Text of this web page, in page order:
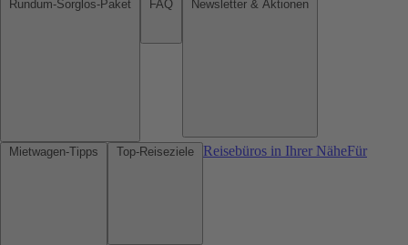
Reisebüros in Ihrer NäheFür